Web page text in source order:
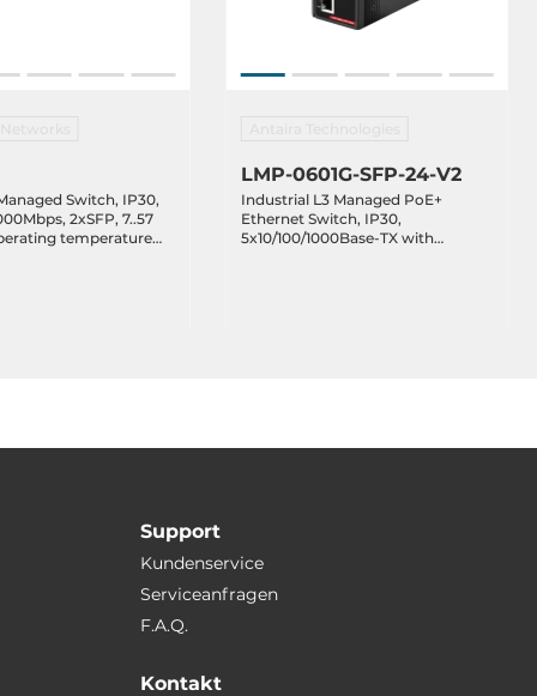
Switch, IP30,
2xSFP, 7..57
temperature
LMP-0601G-SFP-24-V2
Industrial L3 Managed PoE+
Ethernet Switch, IP30,
5x10/100/1000Base-TX with
Support
Kundenservice
Serviceanfragen
F.A.Q.
Kontakt